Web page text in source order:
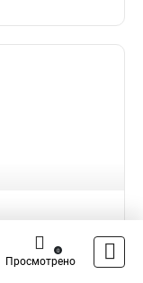
бл]ЭРА GB-705
Просмотрено
0